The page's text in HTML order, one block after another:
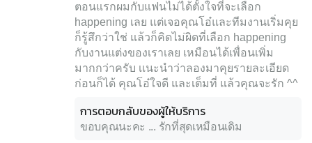
ตอนแรกผมกับแฟนไม่ได้ตั้งใจที่จะเลือก
happening เลย แต่เจอคุณโอ๋และทีมงานเริ่มคุย
ก็รู้สึกว่าใช่ แล้วก็คิดไม่ผิดที่เลือก happening
กับงานแต่งของเราเลย เหมือนได้เพื่อนเพิ่ม
มากกว่าครับ เเนะนำว่าลองมาคุยรายละเอียด
ก่อนก็ได้ คุณโอ๋ใจดี และเต็มที่ แล้วคุณจะรัก ^^
การตอบกลับของผู้ให้บริการ
ขอบคุณนะคะ ... รักที่สุดเหมือนเดิม